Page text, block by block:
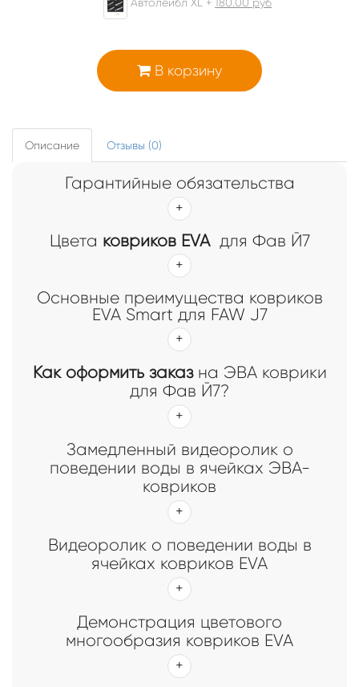
В корзину
Описание Отзывы (0)
Гарантийные обязательства
Цвета ковриков EVAдля Фав Й7
Основные преимущества ковриков
EVA Smart для FAW J7
Как оформить заказна ЭВА коврики
для Фав Й7?
Замедленный видеоролик о
поведении воды в ячейках ЭВА-
ковриков
Видеоролик о поведении воды в
ячейках ковриков EVA
Демонстрация цветового
многообразия ковриков EVA